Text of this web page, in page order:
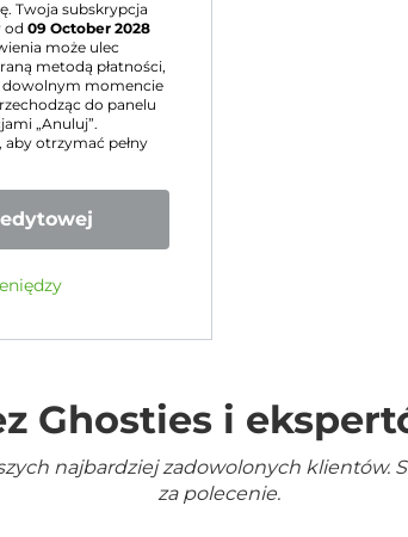
Twoja subskrypcja
od 09 October 2028
może ulec
metodą płatności,
dowolnym momencie
do panelu
„Anuluj”.
aby otrzymać pełny
Ghosties i
najbardziej zadowolonych klientów.
za polecenie.